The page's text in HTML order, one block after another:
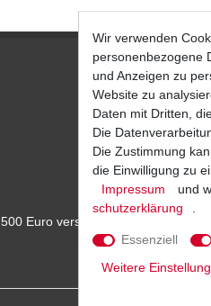
Euro versenden wir die Ware
Wir verwenden
personenbezogene
und Anzeigen zu
Website zu
Daten mit Dritten,
Die
Die Zustimmung
die Einwilligung zu
Impressum
und
schutz­erklärung
Essenziell
Weitere